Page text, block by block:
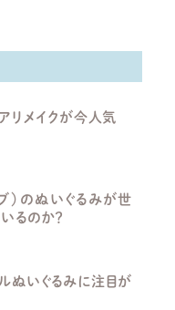
リメイクが今人気
）のぬいぐるみが世
るのか？
ぬいぐるみに注目が